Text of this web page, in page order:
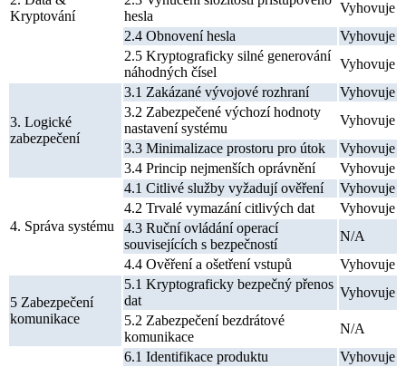
Kryptování
hesla
Vyhovuje
2.4 Obnovení hesla
Vyhovuje
2.5 Kryptograficky silné generování
náhodných čísel
Vyhovuje
3. Logické
zabezpečení
3.1 Zakázané vývojové rozhraní
Vyhovuje
3.2 Zabezpečené výchozí hodnoty
nastavení systému
Vyhovuje
3.3 Minimalizace prostoru pro útok
Vyhovuje
3.4 Princip nejmenších oprávnění
Vyhovuje
4. Správa systému
4.1 Citlivé služby vyžadují ověření
Vyhovuje
4.2 Trvalé vymazání citlivých dat
Vyhovuje
4.3 Ruční ovládání operací
souvisejících s bezpečností
N/A
4.4 Ověření a ošetření vstupů
Vyhovuje
5 Zabezpečení
komunikace
5.1 Kryptograficky bezpečný přenos
dat
Vyhovuje
5.2 Zabezpečení bezdrátové
komunikace
N/A
6.1 Identifikace produktu
Vyhovuje